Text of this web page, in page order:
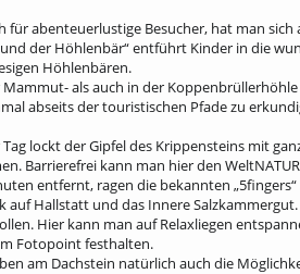
für abenteuerlustige Besucher, hat man
der Höhlenbär“ entführt Kinder in die
Höhlenbären.
als auch in der
abseits der touristischen Pfade zu
lockt der Gipfel des Krippensteins mit
Barrierefrei kann man hier den
entfernt, ragen die bekannten
Hallstatt und das Innere
Hier kann man auf Relaxliegen
Fotopoint festhalten.
am Dachstein natürlich auch die